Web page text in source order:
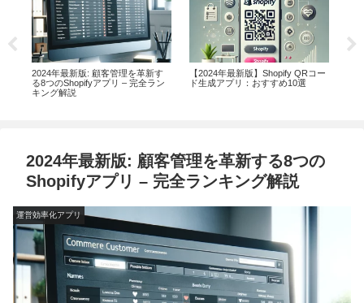
2024年最新版: 顧客管理を革新す
る8つのShopifyアプリ – 完全ラン
キング解説
【2024年最新版】Shopify QRコー
ド生成アプリ：おすすめ10選
2024年最新版: 顧客管理を革新する8つの
Shopifyアプリ – 完全ランキング解説
運営効率化アプリ